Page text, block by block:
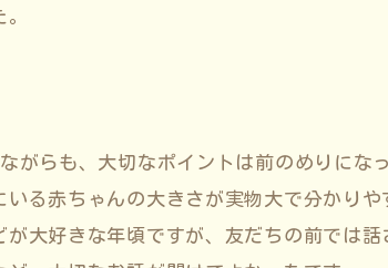
がらも、大切なポイントは前のめりにな
いる赤ちゃんの大きさが実物大で分かり
大好きな年頃ですが、友だちの前では話